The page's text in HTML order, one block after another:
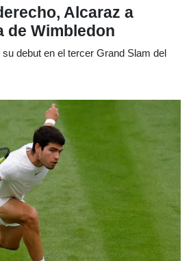
Alcaraz a
de Wimbledon
su debut en el tercer Grand Slam del